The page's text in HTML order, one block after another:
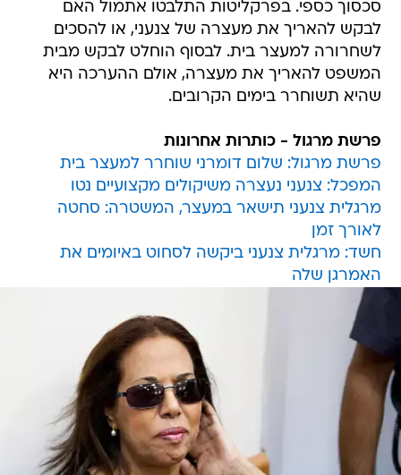
סכסוך כספי. בפרקליטות התלבטו אתמול האם
לבקש להאריך את מעצרה של צנעני, או להסכים
לשחרורה למעצר בית. לבסוף הוחלט לבקש מבית
המשפט להאריך את מעצרה, אולם ההערכה היא
שהיא תשוחרר בימים הקרובים.
פרשת מרגול - כותרות אחרונות
פרשת מרגול: שלום דומרני שוחרר למעצר בית
המפכל: צנעני נעצרה משיקולים מקצועיים נטו
מרגלית צנעני תישאר במעצר, המשטרה: סחטה
לאורך זמן
חשד: מרגלית צנעני ביקשה לסחוט באיומים את
האמרגן שלה